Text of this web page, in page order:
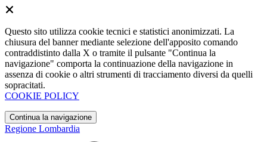
Questo sito utilizza cookie tecnici e statistici anonimizzati. La
chiusura del banner mediante selezione dell'apposito comando
contraddistinto dalla X o tramite il pulsante "Continua la
navigazione" comporta la continuazione della navigazione in
assenza di cookie o altri strumenti di tracciamento diversi da quelli
sopracitati.
COOKIE POLICY
Continua la navigazione
Regione Lombardia